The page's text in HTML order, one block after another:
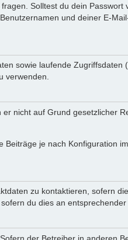
Solltest du dein
und deiner E-
sowie laufende
verwenden.
nicht auf Grund gesetzlicher
je nach Konfiguration
zu kontaktieren, sofern
du dies an entsprechender
der Betreiber in anderen